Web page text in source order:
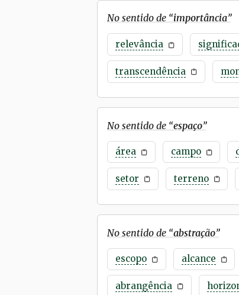
No sentido de “importância”
relevância
transcendência
No sentido de “espaço”
área campo
setor terreno
No sentido de “abstração”
escopo alcance
abrangência